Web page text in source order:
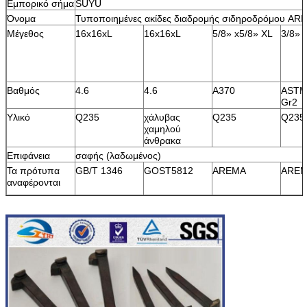
Εμπορικό σήμαSUYU
Όνομα
Τυποποιημένες ακίδες διαδρομής σιδηροδρόμου
Μέγεθος
16x16xL 16x16xL 5/8» x5/8» XL 3/8»
Βαθμός 4.6 4.6 A370
Gr2
Υλικό
Q235
χάλυβας
χαμηλού
άνθρακα
Q235 Q235
Επιφάνεια
σαφής (λαδωμένος)
Τα πρότυπα
αναφέρονται
GB/T 1346 GOST5812 AREMA